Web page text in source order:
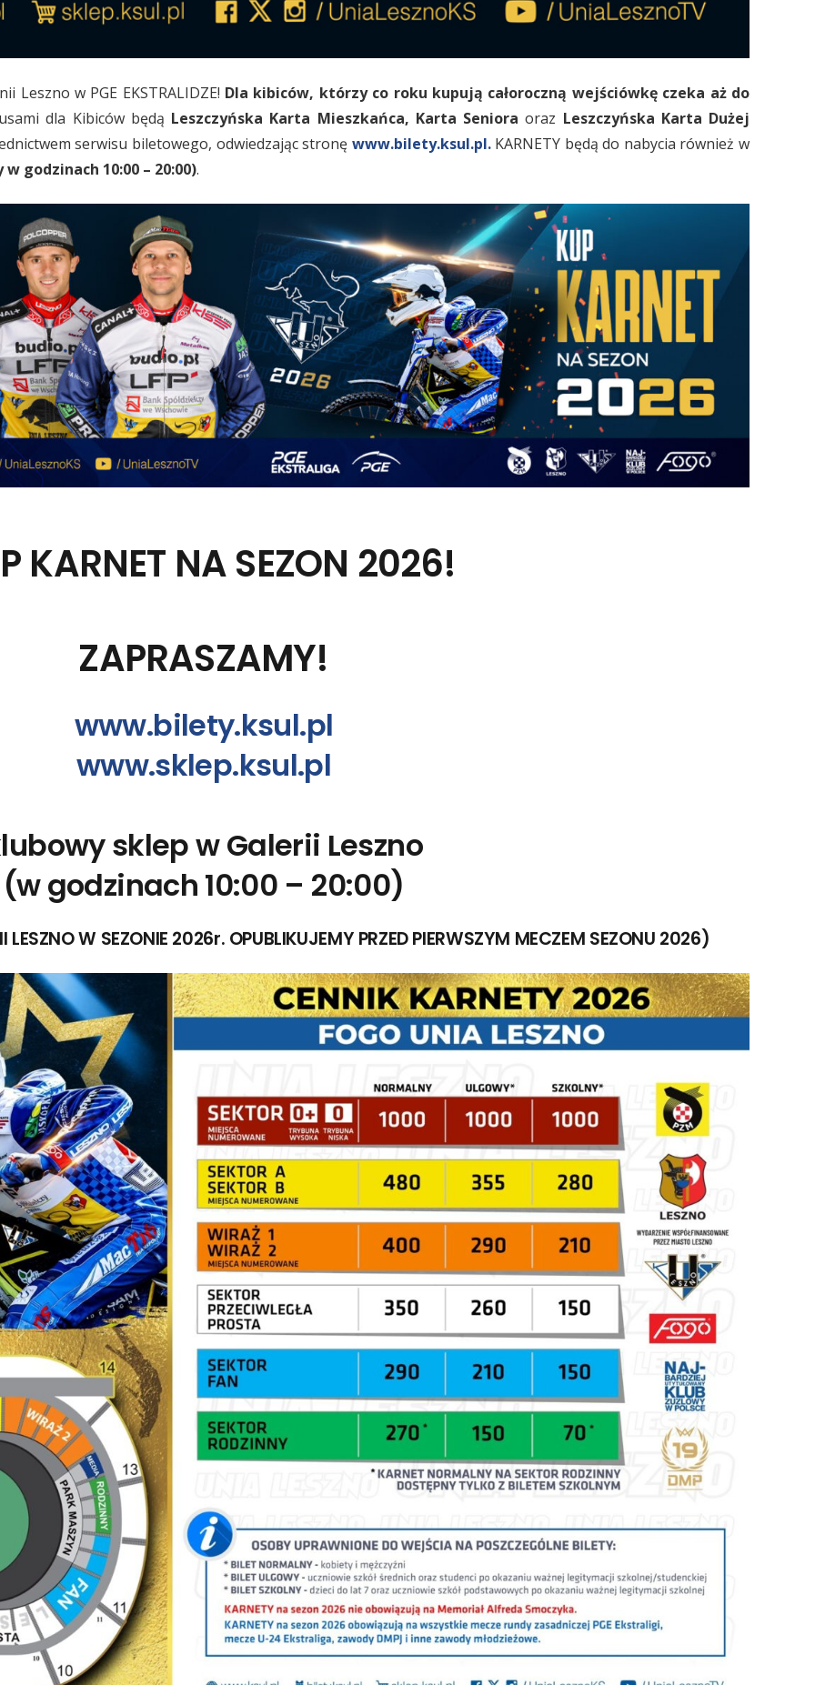
Leszno w PGE EKSTRALIDZE! Dla kibiców, którzy co roku kupują całoroczną wejściówkę czeka aż do
dla Kibiców będą Leszczyńska Karta Mieszkańca, Karta Seniora oraz Leszczyńska Karta Dużej
serwisu biletowego, odwiedzając stronę www.bilety.ksul.pl.KARNETY będą do nabycia również w
godzinach 10:00 – 20:00).
KARNET NA SEZON 2026!
ZAPRASZAMY!
www.bilety.ksul.pl
www.sklep.ksul.pl
sklep w Galerii Leszno
(w godzinach 10:00 – 20:00)
W SEZONIE 2026r. OPUBLIKUJEMY PRZED PIERWSZYM MECZEM SEZONU 2026)